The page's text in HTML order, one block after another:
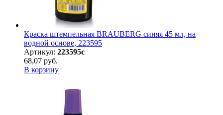
Краска штемпельная BRAUBERG синяя 45 мл, на
водной основе, 223595
Артикул: 223595с
68,07 руб.
В корзину